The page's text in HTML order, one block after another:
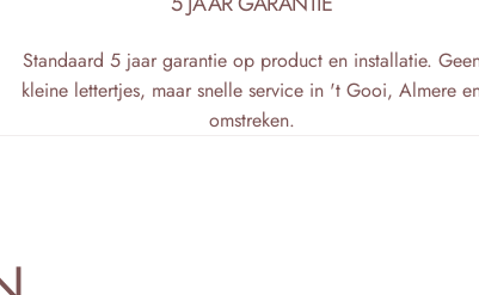
Standaard 5 jaar garantie op product en installatie.
kleine lettertjes, maar snelle service in 't Gooi, Almere
omstreken.